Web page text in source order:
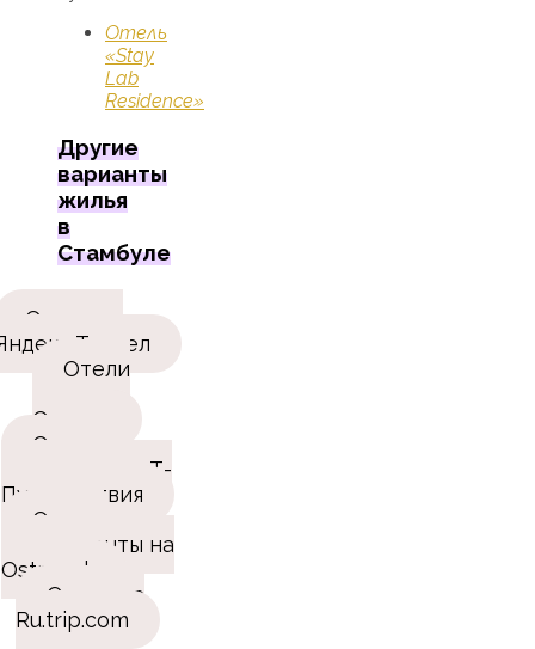
Отель
«Stay
Lab
Residence»
Другие
варианты
жилья
в
Стамбуле
Отели на
Отели
Отелло
Отели и
апартаменты Т-
Путешествия
Отели,
апартаменты на
Ostrovok
Отели на
Ru.trip.com